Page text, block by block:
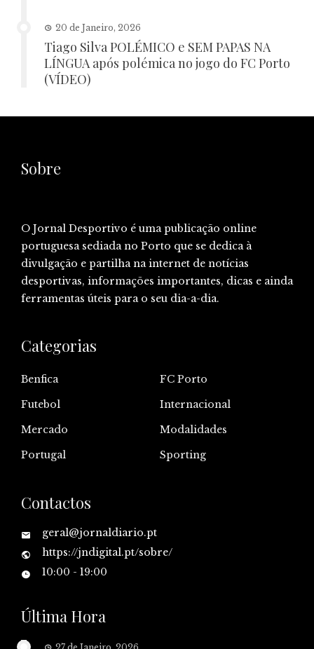
20 de Janeiro, 2026
Tiago Silva POLÉMICO e SEM PAPAS NA
LÍNGUA após polémica no jogo do FC Porto
(VÍDEO)
Sobre
O Jornal Desportivo é uma publicação online
portuguesa sediada no Porto que se dedica à
divulgação e partilha na internet de notícias
desportivas, informações importantes, dicas e ainda
ferramentas úteis para o seu dia-a-dia.
Categorias
Benfica
FC Porto
Futebol
Internacional
Mercado
Modalidades
Portugal
Sporting
Contactos
geral@jornaldiario.pt
https://jndigital.pt/sobre/
10:00 - 19:00
Última Hora